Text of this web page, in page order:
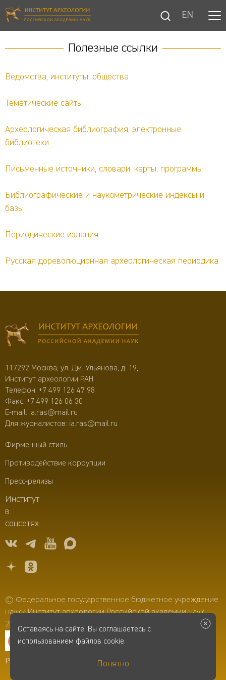
EN
Полезные ссылки
Ведомства, институты, общества
Тематические сайты
Археологическая библиография, электронные
библиотеки
Письменные источники, словари, карты, программы
Библиографические и наукометрические индексы и
базы
Периодические издания
Русская дореволюционная археологическая периодика
117292 Москва, ул. Дм. Ульянова, д. 19,
Институт археологии РАН
Телефон: +7 499 126 47 98
Факс: +7 499 126 06 30
E-mail: ia.ras@mail.ru
Для журналистов: ia.ras@mail.ru
Фирменный стиль
Противодействие коррупции
Пресс-релизы
Институт
в
соцсетях
© Федеральное государственное бюджетное учреждение
науки Институт археологии Российской академии наук,
2006–2026
Разработка сайта Infospice
Оставаясь на сайте, Вы соглашаетесь с
использованием файлов cookie.
Понятно